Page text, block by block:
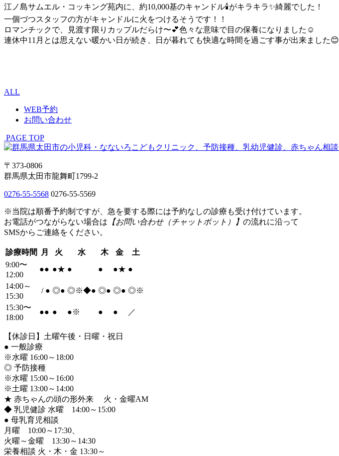
江ノ島サムエル・コッキング苑内に、約10,000基のキャンドル🕯️がキラキラ✨綺麗でした！
一個づつスタッフの方がキャンドルに火をつけるそうです！！
ロマンチックで、見渡す限りカップルだらけ〜💕色々な意味で目の保養になりました☺️
連休中11月とは思えない暖かい日が続き、日が暮れても快適な時間を過ごす事が出来ました😊
ALL
WEB予約
お問い合わせ
PAGE TOP
〒373-0806
群馬県太田市龍舞町1799-2
0276-55-5568 0276-55-5569
※当院は順番予約制ですが、急を要する際には予約なしの診療も受け付けています。
お電話がつながらない場合は 【お問い合わせ（チャットボット）】 の流れに沿って
SMSからご連絡をください。
診療時間 月 火 水 木 金
土
9:00〜
12:00
●● ●★ ● ● ●★ ●
14:00～
15:30
/ ● ◎● ◎※◆● ◎● ◎● ◎※
15:30〜
18:00
●● ● ●※ ● ● ／
【休診日】土曜午後・日曜・祝日
● 一般診療
※水曜 16:00～18:00
◎ 予防接種
※水曜 15:00～16:00
※土曜 13:00～14:00
★ 赤ちゃんの頭の形外来 火・金曜AM
◆ 乳児健診 水曜 14:00～15:00
● 母乳育児相談
月曜 10:00～17:30、
火曜～金曜 13:30～14:30
栄養相談 火・木・金 13:30～